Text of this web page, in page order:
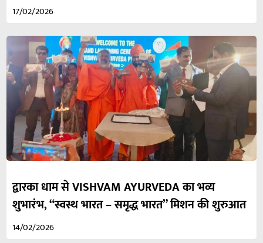
17/02/2026
द्वारका धाम से VISHVAM AYURVEDA का भव्य
शुभारंभ, “स्वस्थ भारत – समृद्ध भारत” मिशन की शुरुआत
14/02/2026